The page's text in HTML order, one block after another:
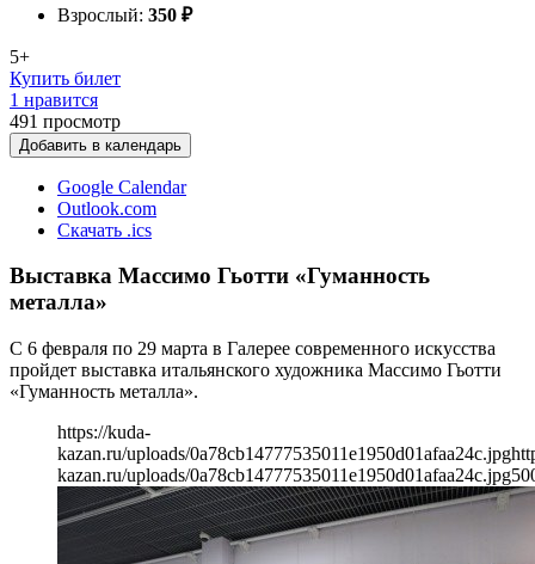
Взрослый: 350 ₽
5+
Купить билет
1 нравится
491 просмотр
Добавить в календарь
Google Calendar
Outlook.com
Скачать .ics
Выставка Массимо Гьотти «Гуманность
металла»
С 6 февраля по 29 марта в Галерее современного искусства
пройдет выставка итальянского художника Массимо Гьотти
«Гуманность металла».
https://kuda-
kazan.ru/uploads/0a78cb14777535011e1950d01afaa24c.jpg
kazan.ru/uploads/0a78cb14777535011e1950d01afaa24c.jpg